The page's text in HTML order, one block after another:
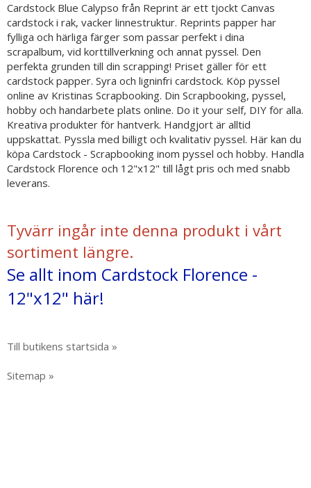
Cardstock Blue Calypso från Reprint är ett tjockt Canvas
cardstock i rak, vacker linnestruktur. Reprints papper har
fylliga och härliga färger som passar perfekt i dina
scrapalbum, vid korttillverkning och annat pyssel. Den
perfekta grunden till din scrapping! Priset gäller för ett
cardstock papper. Syra och ligninfri cardstock. Köp pyssel
online av Kristinas Scrapbooking. Din Scrapbooking, pyssel,
hobby och handarbete plats online. Do it your self, DIY för alla.
Kreativa produkter för hantverk. Handgjort är alltid
uppskattat. Pyssla med billigt och kvalitativ pyssel. Här kan du
köpa Cardstock - Scrapbooking inom pyssel och hobby. Handla
Cardstock Florence och 12"x12" till lågt pris och med snabb
leverans.
Tyvärr ingår inte denna produkt i vårt
sortiment längre.
Se allt inom Cardstock Florence -
12"x12" här!
Till butikens startsida »
Sitemap »